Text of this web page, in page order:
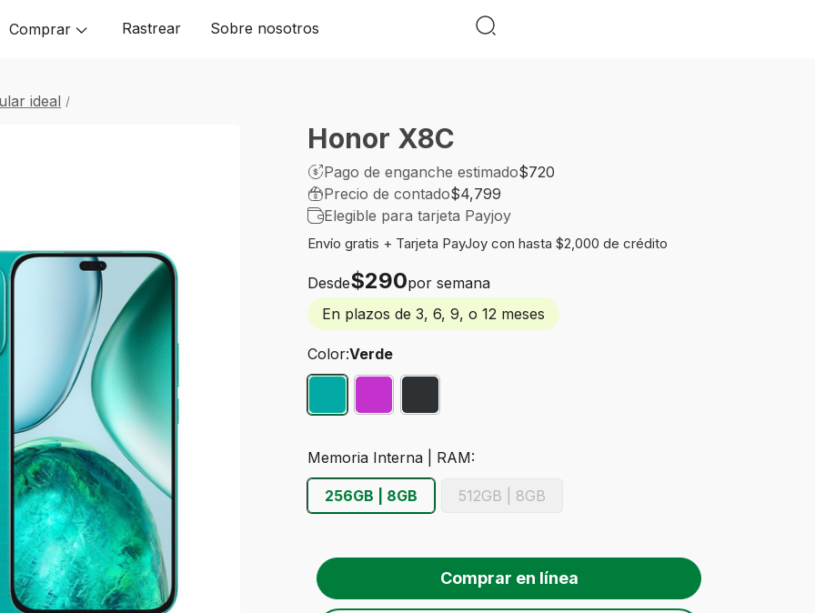
Comprar Rastrear Sobre nosotros
ideal
Honor X8C
Pago de enganche estimado$720
Precio de contado$4,799
Elegible para tarjeta Payjoy
¡Sólo
quedan
null!
Envío gratis + Tarjeta PayJoy con hasta $2,000 de crédito
Desde$290por semana
En plazos de 3, 6, 9, o 12 meses
Color:Verde
Memoria Interna | RAM:
256GB | 8GB 512GB | 8GB